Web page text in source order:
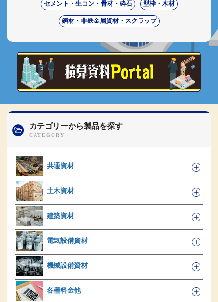
セメント・生コン・骨材・砕石 型枠・木材
鋼材・非鉄金属資材・スクラップ
カテゴリーから製品を探す
共通資材
土木資材
建築資材
電気設備資材
機械設備資材
各種料金他